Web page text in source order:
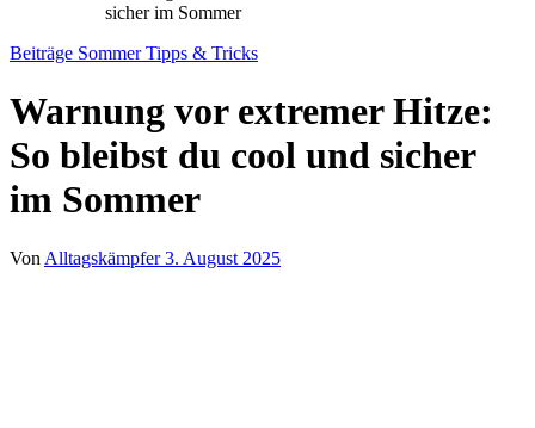
sicher im Sommer
Beiträge SommerTipps & Tricks
Warnung vor extremer Hitze:
So bleibst du cool und sicher
im Sommer
Von Alltagskämpfer3. August 2025